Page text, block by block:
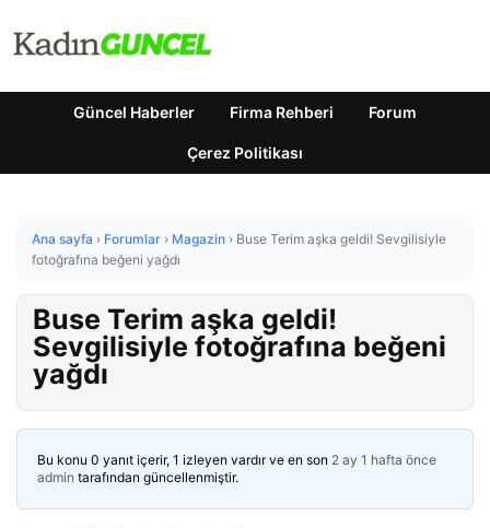
Güncel Haberler Firma Rehberi Forum
Çerez Politikası
Ana sayfa › Forumlar › Magazin › Buse Terim aşka geldi! Sevgilisiyle
fotoğrafına beğeni yağdı
Buse Terim aşka geldi!
Sevgilisiyle fotoğrafına beğeni
yağdı
Bu konu 0 yanıt içerir, 1 izleyen vardır ve en son 2 ay 1 hafta önce
admin tarafından güncellenmiştir.